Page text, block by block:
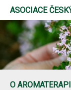
ASOCIACE
O